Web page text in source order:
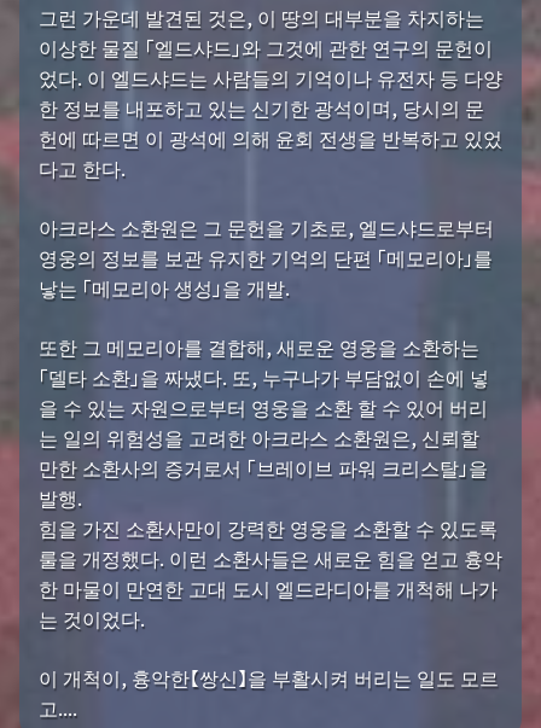
그런 가운데 발견된 것은, 이 땅의 대부분을 차지하는
이상한 물질 「엘드샤드」와 그것에 관한 연구의 문헌이
었다. 이 엘드샤드는 사람들의 기억이나 유전자 등 다양
한 정보를 내포하고 있는 신기한 광석이며, 당시의 문
헌에 따르면 이 광석에 의해 윤회 전생을 반복하고 있었
다고 한다.
아크라스 소환원은 그 문헌을 기초로, 엘드샤드로부터
영웅의 정보를 보관 유지한 기억의 단편 「메모리아」를
낳는 「메모리아 생성」을 개발.
또한 그 메모리아를 결합해, 새로운 영웅을 소환하는
「델타 소환」을 짜냈다. 또, 누구나가 부담없이 손에 넣
을 수 있는 자원으로부터 영웅을 소환 할 수 있어 버리
는 일의 위험성을 고려한 아크라스 소환원은, 신뢰할
만한 소환사의 증거로서 「브레이브 파워 크리스탈」을
발행.
힘을 가진 소환사만이 강력한 영웅을 소환할 수 있도록
룰을 개정했다. 이런 소환사들은 새로운 힘을 얻고 흉악
한 마물이 만연한 고대 도시 엘드라디아를 개척해 나가
는 것이었다.
이 개척이, 흉악한【쌍신】을 부활시켜 버리는 일도 모르
고....